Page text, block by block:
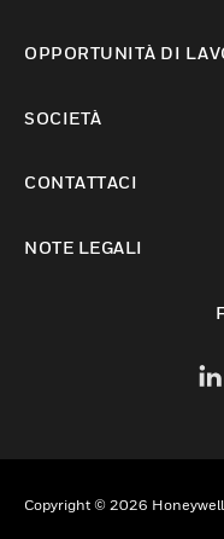
OPPORTUNITÀ DI
SOCIETÀ
CONTATTACI
NOTE LEGALI
Copyright © 2026